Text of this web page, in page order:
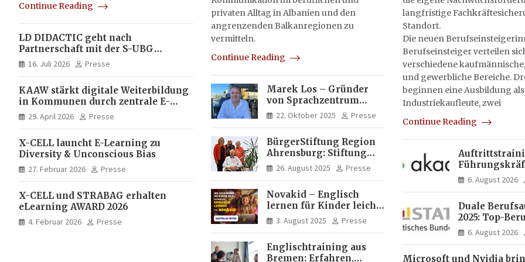
Continue Reading
LD DIDACTIC geht nach
Partnerschaft mit der S-UBG
vollständig in Unternehmerhand
16. Juli 2026 Presse
KAAW stärkt digitale Weiterbildung
in Kommunen durch zentrale E-
Learning Plattform von X-CELL
29. April 2026 Presse
X-CELL launcht E-Learning zu
Diversity & Unconscious Bias
27. Februar 2026 Presse
X-CELL und STRABAG erhalten
eLearning AWARD 2026
4. Februar 2026 Presse
privaten Alltag in Albanien und den
angrenzenden Balkanregionen zu
vermitteln.
Continue Reading
Marek Los – Gründer
von Sprachzentrum
Moose, Moose Casa
Italia und Apartamento
Experte für Bildung und
Investitionen in
Brasilien
22. Oktober 2025 Presse
BürgerStiftung Region
Ahrensburg: Stiftung
Dietrich+Gudrun Maaß
fördert
Frauen
26. August 2025 Presse
Novakid – Englisch
lernen für Kinder leicht
gemacht
3. August 2025 Presse
Englischtraining aus
Bremen: Erfahren,
langfristige
Standort.
Die neuen
Berufseinsteiger verteilen
verschiedene
und gewerbliche Bereiche.
beginnen eine Ausbildung als
Industriekaufleute, zwei
Continue Reading
Akademie
6. August 2026
Duale
2025: Top-
Männern
6. August 2026
Microsoft und Nvidia